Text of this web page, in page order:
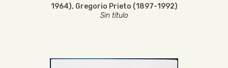
1964), Gregorio Prieto (1897-1992)
Sin título